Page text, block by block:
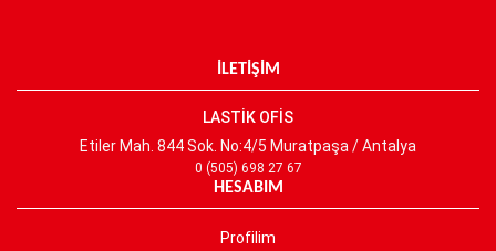
İLETİŞİM
LASTİK OFİS
Etiler Mah. 844 Sok. No:4/5 Muratpaşa / Antalya
0 (505) 698 27 67
HESABIM
Profilim